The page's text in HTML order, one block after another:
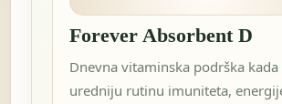
Forever Absorbent D
Dnevna vitaminska podrška kada
uredniju rutinu imuniteta,